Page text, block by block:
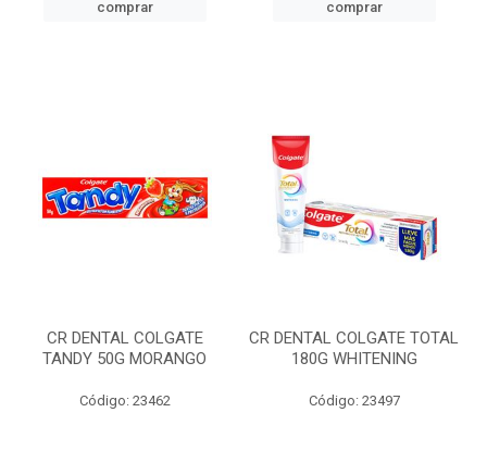
comprar
comprar
CR DENTAL COLGATE
TANDY 50G MORANGO
Código: 23462
CR DENTAL COLGATE TOTAL
180G WHITENING
Código: 23497